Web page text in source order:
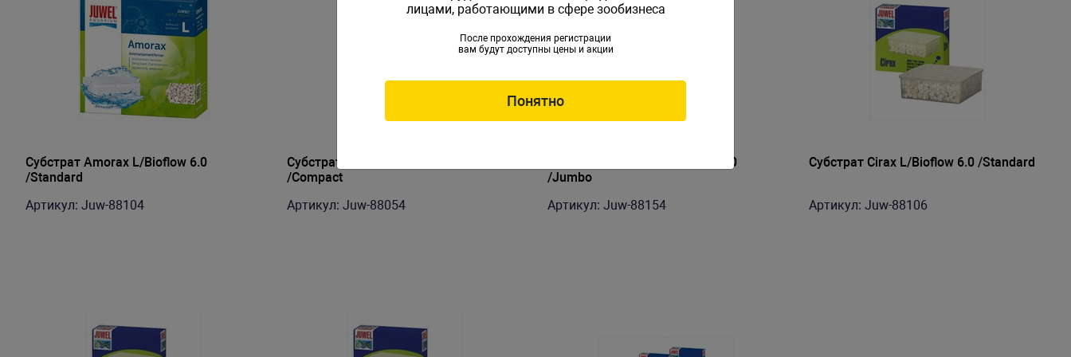
Субстрат Amorax L/Bioflow 6.0
/Standard
Артикул: Juw-88104
Субстрат Amorax M/Bioflow 3.0
/Compact
Артикул: Juw-88054
Субстрат Amorax XL/Bioflow 8.0
/Jumbo
Артикул: Juw-88154
Субстрат Cirax L/Bioflow 6.0 /Standard
Артикул: Juw-88106
лицами, работающими в сфере зообизнеса
После прохождения регистрации
вам будут доступны цены и акции
Понятно